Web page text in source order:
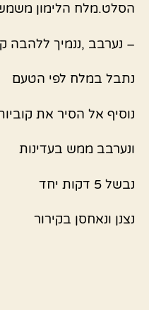
הסלט.מלח הלימון
– נערבב ,ננמיך ללהבה
נתבל במלח לפי הטעם
נוסיף אל הסיר את
ונערבב ממש בעדינות
נבשל 5 דקות יחד
נצנן ונאחסן בקירור